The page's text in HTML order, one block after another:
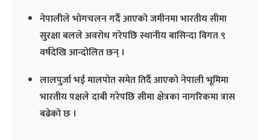
नेपालीले भोगचलन गर्दै आएको जमीनमा भारतीय सीमा
सुरक्षा बलले अवरोध गरेपछि स्थानीय बासिन्दा विगत ९
वर्षदेखि आन्दोलित छन् ।
लालपुर्जा भई मालपोत समेत तिर्दै आएको नेपाली भूमिमा
भारतीय पक्षले दाबी गरेपछि सीमा क्षेत्रका नागरिकमा त्रास
बढेको छ ।